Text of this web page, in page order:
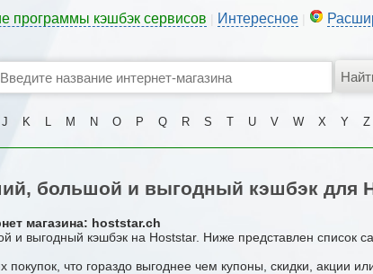
программы кэшбэк сервисов Интересное
J K L M N O P Q R S T U V W X Y Z
большой и выгодный кэшбэк для
магазина: hoststar.ch
и выгодный кэшбэк на Hoststar. Ниже представлен список
покупок, что гораздо выгоднее чем купоны, скидки, акции